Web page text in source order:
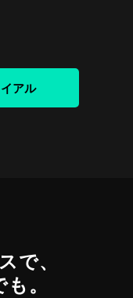
アル
で、
。